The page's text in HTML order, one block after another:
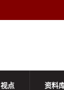
视点 资料